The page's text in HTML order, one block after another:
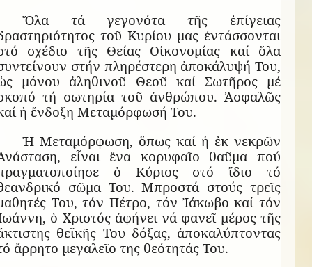
Ὅλα τά γεγονότα τῆς ἐπίγειας
τοῦ Κυρίου μας ἐντάσσονται
σχέδιο τῆς Θείας Οἰκονομίας καί ὅλα
στήν πληρέστερη ἀποκάλυψή Του,
μόνου ἀληθινοῦ Θεοῦ καί Σωτῆρος μέ
τή σωτηρία τοῦ ἀνθρώπου. Ἀσφαλῶς
ἡ ἔνδοξη Μεταμόρφωσή Του.
Ἡ Μεταμόρφωση, ὅπως καί ἡ ἐκ νεκρῶν
εἶναι ἕνα κορυφαῖο θαῦμα πού
ὁ Κύριος στό ἴδιο τό
σῶμα Του. Μπροστά στούς τρεῖς
Του, τόν Πέτρο, τόν Ἰάκωβο καί τόν
ὁ Χριστός ἀφήνει νά φανεῖ μέρος τῆς
θεϊκῆς Του δόξας, ἀποκαλύπτοντας
ἄρρητο μεγαλεῖο της θεότητάς Του.